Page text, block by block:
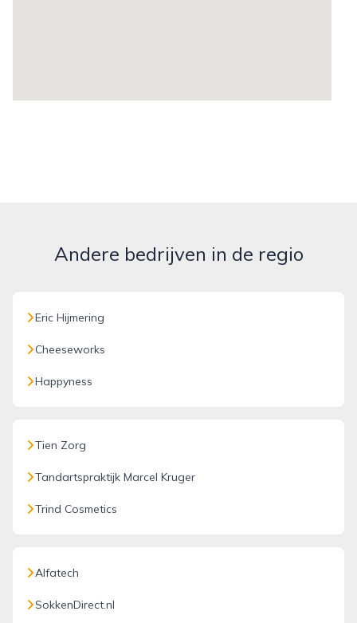
Andere bedrijven in de regio
Eric Hijmering
Cheeseworks
Happyness
Tien Zorg
Tandartspraktijk Marcel Kruger
Trind Cosmetics
Alfatech
SokkenDirect.nl